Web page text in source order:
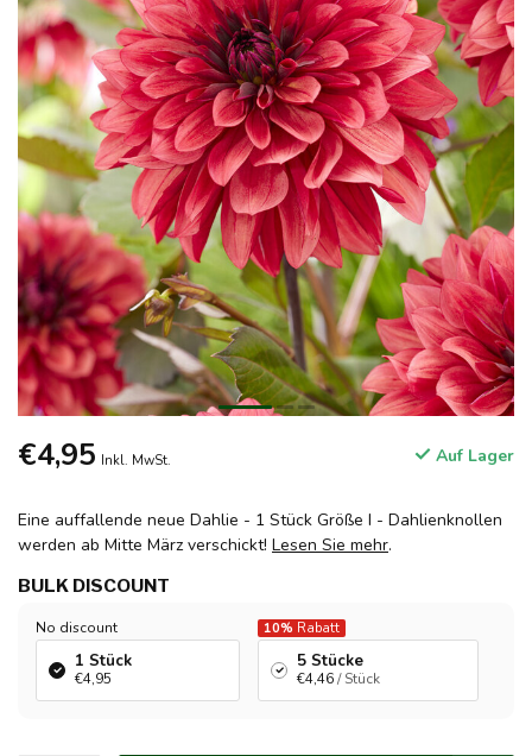
€4,95 Inkl. MwSt. Auf Lager
Eine auffallende neue Dahlie - 1 Stück Größe I - Dahlienknollen
werden ab Mitte März verschickt! Lesen Sie mehr.
BULK DISCOUNT
No discount
1 Stück
€4,95
10% Rabatt
5 Stücke
€4,46/ Stück